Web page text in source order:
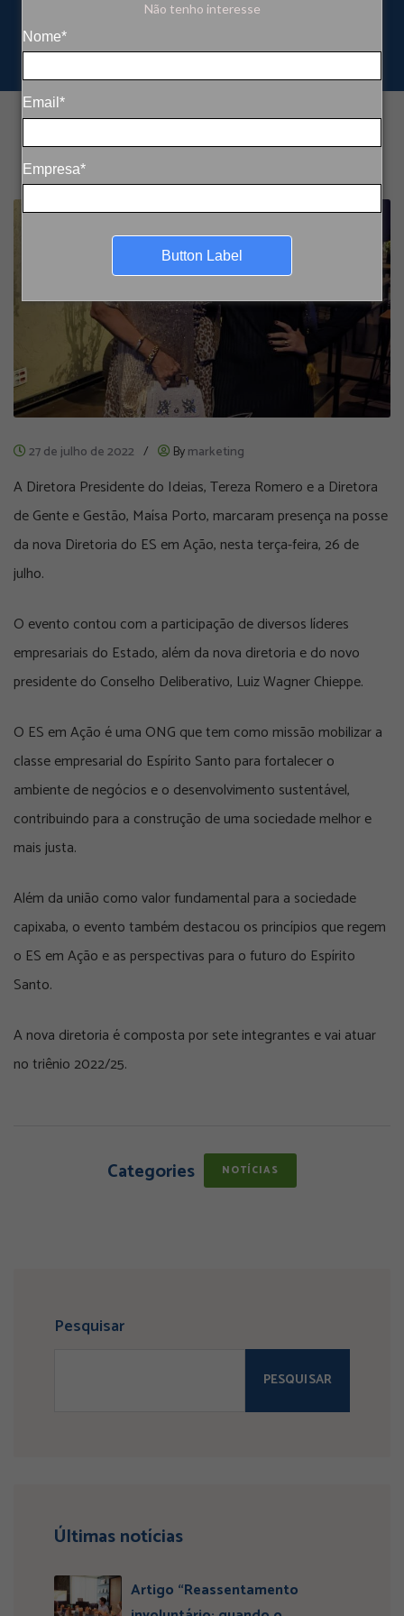
Não tenho interesse
Nome*
Email*
Empresa*
Button Label
27 de julho de 2022 / Bymarketing
A Diretora Presidente do Ideias, Tereza Romero e a Diretora
de Gente e Gestão, Maísa Porto, marcaram presença na posse
da nova Diretoria do ES em Ação, nesta terça-feira, 26 de
julho.
O evento contou com a participação de diversos líderes
empresariais do Estado, além da nova diretoria e do novo
presidente do Conselho Deliberativo, Luiz Wagner Chieppe.
O ES em Ação é uma ONG que tem como missão mobilizar a
classe empresarial do Espírito Santo para fortalecer o
ambiente de negócios e o desenvolvimento sustentável,
contribuindo para a construção de uma sociedade melhor e
mais justa.​
Além da união como valor fundamental para a sociedade
capixaba, o evento também destacou os princípios que regem
o ES em Ação e as perspectivas para o futuro do Espírito
Santo.
A nova diretoria é composta por sete integrantes e vai atuar
no triênio 2022/25.
Categories NOTÍCIAS
Pesquisar
PESQUISAR
Últimas notícias
Artigo “Reassentamento